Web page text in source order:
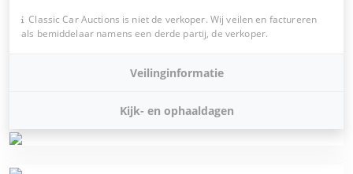
Classic Car Auctions is niet de verkoper. Wij veilen en factureren
als bemiddelaar namens een derde partij, de verkoper.
Veilinginformatie
Kijk- en ophaaldagen